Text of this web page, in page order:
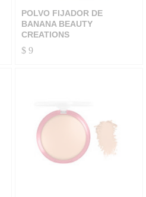
POLVO FIJADOR DE
BANANA BEAUTY
CREATIONS
$9